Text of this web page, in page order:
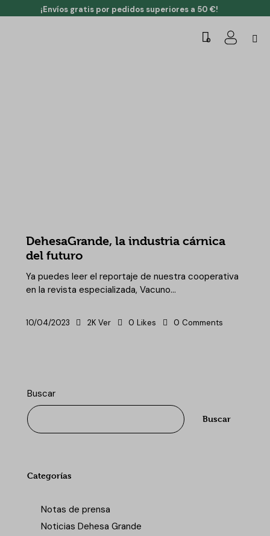
¡Envíos gratis por pedidos superiores a 50 €!
0
DehesaGrande, la industria cárnica
del futuro
Ya puedes leer el reportaje de nuestra cooperativa
en la revista especializada, Vacuno…
10/04/2023 2K Ver 0 Likes 0 Comments
Buscar
Buscar
Categorías
Notas de prensa
Noticias Dehesa Grande